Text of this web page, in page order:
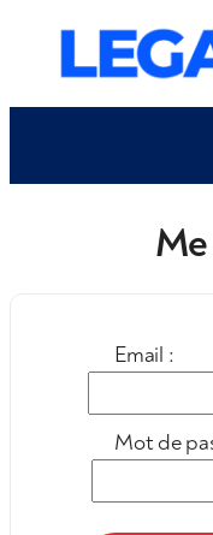
contenu
Email :
Mot de